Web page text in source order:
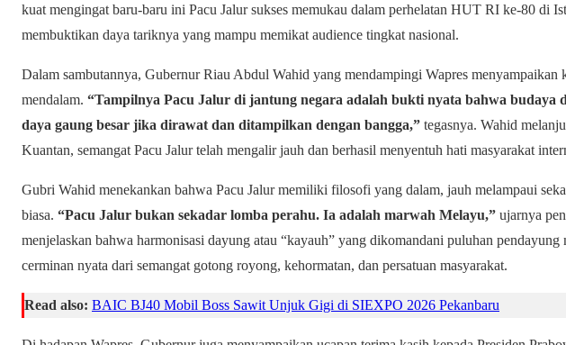
kuat mengingat baru-baru ini Pacu Jalur sukses memukau dalam perhelatan HUT RI ke-80 di
membuktikan daya tariknya yang mampu memikat audience tingkat nasional.
Dalam sambutannya, Gubernur Riau Abdul Wahid yang mendampingi Wapres menyampaikan
mendalam. “Tampilnya Pacu Jalur di jantung negara adalah bukti nyata bahwa budaya
daya gaung besar jika dirawat dan ditampilkan dengan bangga,” tegasnya. Wahid
Kuantan, semangat Pacu Jalur telah mengalir jauh dan berhasil menyentuh hati masyarakat
Gubri Wahid menekankan bahwa Pacu Jalur memiliki filosofi yang dalam, jauh melampaui
biasa. “Pacu Jalur bukan sekadar lomba perahu. Ia adalah marwah Melayu,” ujarnya
menjelaskan bahwa harmonisasi dayung atau “kayauh” yang dikomandani puluhan pendayung
cerminan nyata dari semangat gotong royong, kehormatan, dan persatuan masyarakat.
Read also: BAIC BJ40 Mobil Boss Sawit Unjuk Gigi di SIEXPO 2026 Pekanbaru